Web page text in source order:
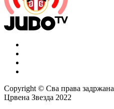
Copyright © Сва права задржана
Црвена Звезда 2022